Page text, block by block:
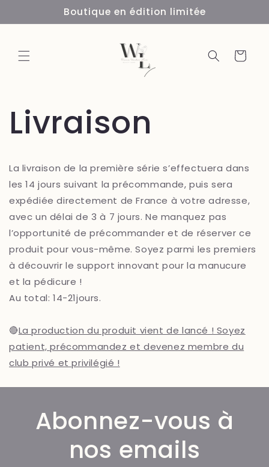
au
Boutique en édition limitée
Panier
Livraison
La livraison de la première série s’effectuera dans
les 14 jours suivant la précommande, puis sera
expédiée directement de France à votre adresse,
avec un délai de 3 à 7 jours. Ne manquez pas
l’opportunité de précommander et de réserver ce
produit pour vous-même. Soyez parmi les premiers
à découvrir le support innovant pour la manucure
et la pédicure !
Au total: 14-21jours.
🔴La production du produit vient de lancé ! Soyez
patient, précommandez et devenez membre du
club privé et privilégié !
Abonnez-vous à
nos emails